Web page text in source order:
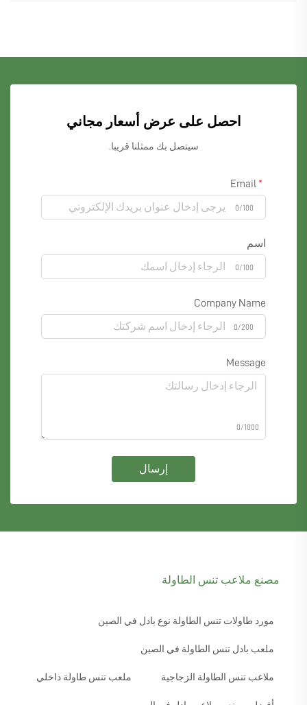
احصل على عرض أسعار مجاني
سيتصل بك ممثلنا قريبا.
0/100
اسم
0/100
Company Name
0/200
Message
0/1000
إرسال
مصنع ملاعب تنس الطاولة
مورد طاولات تنس الطاولة نوع بادل في الصين
ملعب بادل تنس الطاولة في الصين
ملاعب تنس الطاولة الزجاجية ملعب تنس طاولة داخلي